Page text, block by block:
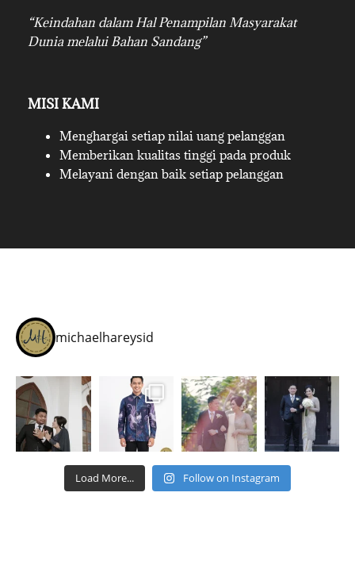
“Keindahan dalam Hal Penampilan Masyarakat
Dunia melalui Bahan Sandang”
MISI KAMI
Menghargai setiap nilai uang pelanggan
Memberikan kualitas tinggi pada produk
Melayani dengan baik setiap pelanggan
michaelhareysid
Load More... Follow on Instagram